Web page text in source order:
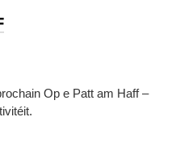
Op e Patt am Haff –